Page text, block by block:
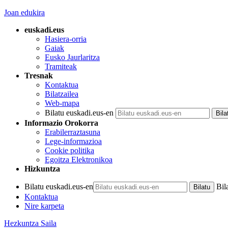
Joan edukira
euskadi.eus
Hasiera-orria
Gaiak
Eusko Jaurlaritza
Tramiteak
Tresnak
Kontaktua
Bilatzailea
Web-mapa
Bilatu euskadi.eus-en
Informazio Orokorra
Erabilerraztasuna
Lege-informazioa
Cookie politika
Egoitza Elektronikoa
Hizkuntza
Bilatu euskadi.eus-en
Kontaktua
Nire karpeta
Hezkuntza Saila